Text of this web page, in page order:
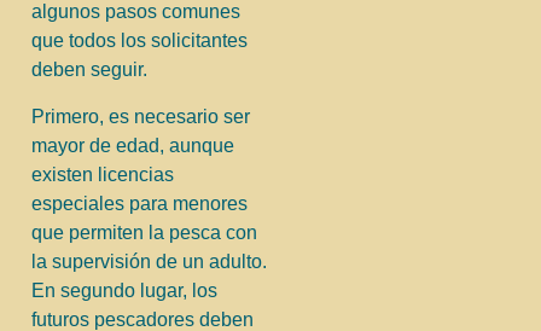
algunos pasos comunes
que todos los solicitantes
deben seguir.
Primero, es necesario ser
mayor de edad, aunque
existen licencias
especiales para menores
que permiten la pesca con
la supervisión de un adulto.
En segundo lugar, los
futuros pescadores deben